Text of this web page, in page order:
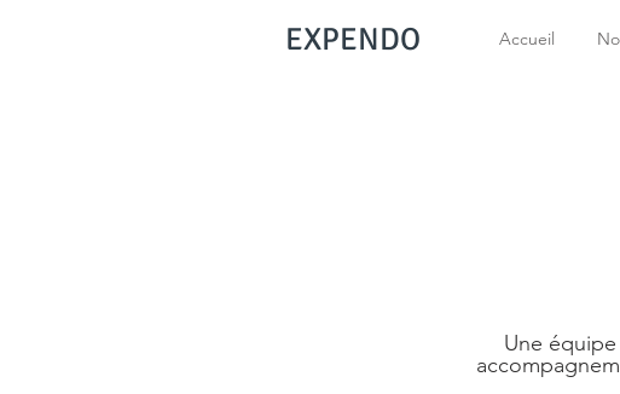
EXPENDO Accueil
Une